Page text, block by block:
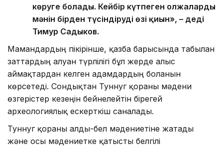
көруге болады. Кейбір күтпеген олжалардың
мәнін бірден түсіндірудің өзі қиын», – деді
Тимур Садыков.
Мамандардың пікірінше, қазба барысында табылған
заттардың алуан түрлілігі бұл жерде алыс
аймақтардан келген адамдардың болғанын
көрсетеді. Сондықтан Туннуг қорғаны мәдени
өзгерістер кезеңін бейнелейтін бірегей
археологиялық ескерткіш саналады.
Туннуг қорғаны алды-бел мәдениетіне жатады
және осы мәдениетке қатысты белгілі